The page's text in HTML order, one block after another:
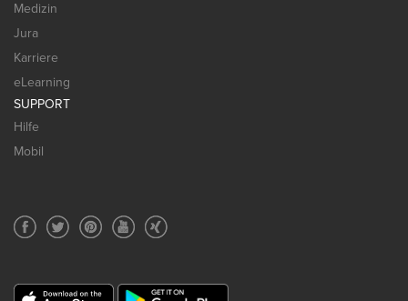
Medizin
Jura
Karriere
eLearning
SUPPORT
Hilfe
Mobil